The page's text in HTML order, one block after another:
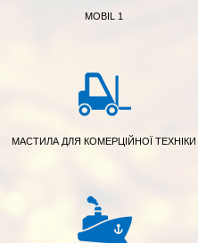
MOBIL 1
МАСТИЛА ДЛЯ КОМЕРЦІЙНОЇ ТЕХНІКИ